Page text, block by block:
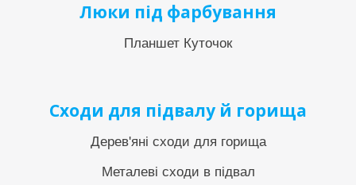
Люки під фарбування
Планшет Куточок
Сходи для підвалу й горища
Дерев'яні сходи для горища
Металеві сходи в підвал